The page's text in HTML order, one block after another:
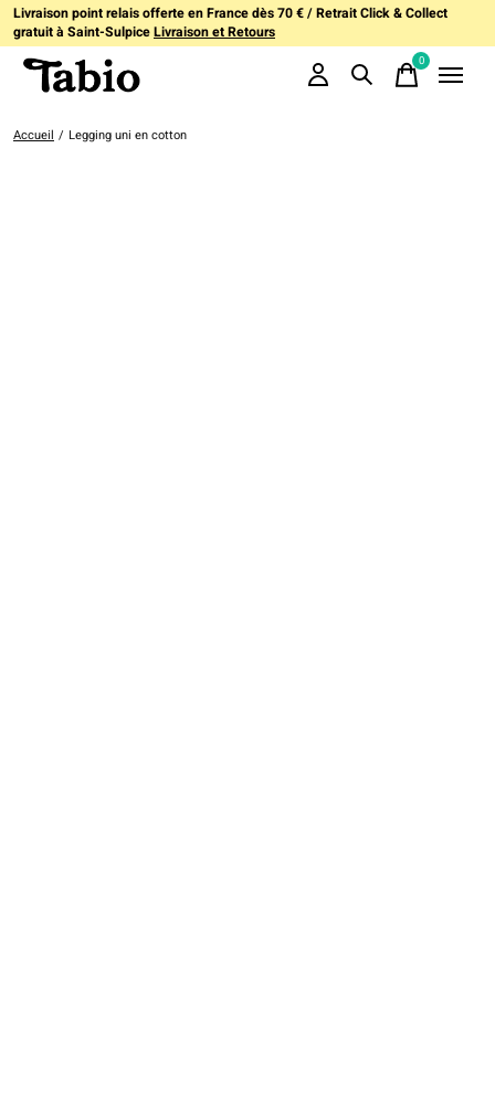
Livraison point relais offerte en France dès 70 € / Retrait Click & Collect
gratuit à Saint-SulpiceLivraison et Retours
0items
Accueil / Legging uni en cotton